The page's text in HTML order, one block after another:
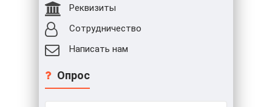
Реквизиты
Сотрудничество
Написать нам
Опрос